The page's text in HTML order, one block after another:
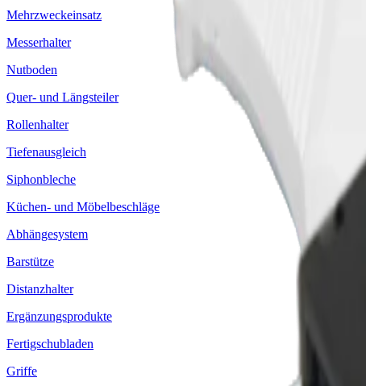
Mehrzweckeinsatz
Messerhalter
Nutboden
Quer- und Längsteiler
Rollenhalter
Tiefenausgleich
Siphonbleche
Küchen- und Möbelbeschläge
Abhängesystem
Barstütze
Distanzhalter
Ergänzungsprodukte
Fertigschubladen
Griffe